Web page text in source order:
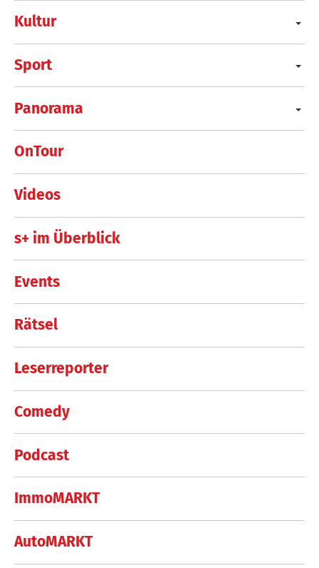
Kultur
Sport
Panorama
OnTour
Videos
s+ im Überblick
Events
Rätsel
Leserreporter
Comedy
Podcast
ImmoMARKT
AutoMARKT